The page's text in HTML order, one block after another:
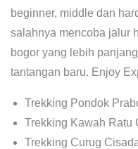
beginner, middle dan
salahnya mencoba jalur
bogor yang lebih
tantangan baru. Enjoy
Trekking Pondok
Trekking Kawah Ratu
Trekking Curug